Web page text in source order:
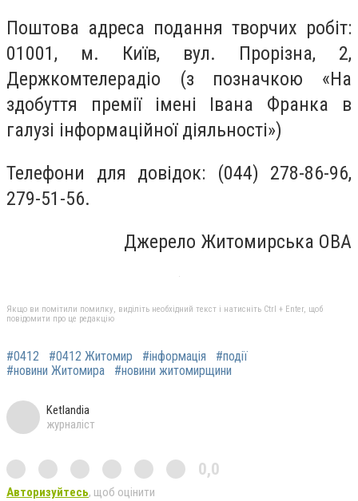
Поштова адреса подання творчих робіт:
01001, м. Київ, вул. Прорізна, 2,
Держкомтелерадіо (з позначкою «На
здобуття премії імені Івана Франка в
галузі інформаційної діяльності»)
Телефони для довідок: (044) 278-86-96,
279-51-56.
Джерело Житомирська ОВА
Якщо ви помітили помилку, виділіть необхідний текст і натисніть Ctrl + Enter, щоб
повідомити про це редакцію
#0412 #0412 Житомир #інформація
#події
#новини Житомира
#новини житомирщини
Ketlandia
журналіст
0,0
Авторизуйтесь, щоб оцінити